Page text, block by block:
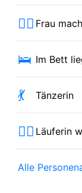
🧘‍♀️ Frau
🛌 Im Bett
💃 Tänzerin
🏃‍♀️ Läuferin
Alle